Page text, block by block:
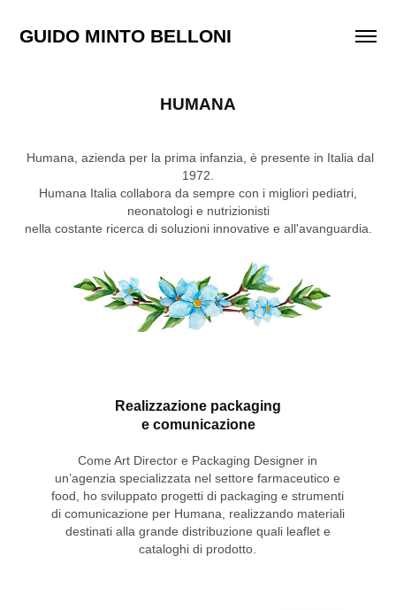
GUIDO MINTO BELLONI
HUMANA
Humana, azienda per la prima infanzia, è presente in Italia dal
1972.
Humana Italia collabora da sempre con i migliori pediatri,
neonatologi e nutrizionisti
nella costante ricerca di soluzioni innovative e all'avanguardia.
Realizzazione packaging
e comunicazione
Come Art Director e Packaging Designer in
un’agenzia specializzata nel settore farmaceutico e
food, ho sviluppato progetti di packaging e strumenti
di comunicazione per Humana, realizzando materiali
destinati alla grande distribuzione quali leaflet e
cataloghi di prodotto.